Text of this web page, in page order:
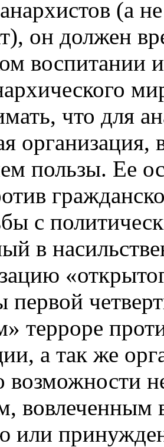
(а
он должен
воспитании
что для
организация,
пользы. Ее
с
в
первой
терроре
а так же
вовлеченным
или